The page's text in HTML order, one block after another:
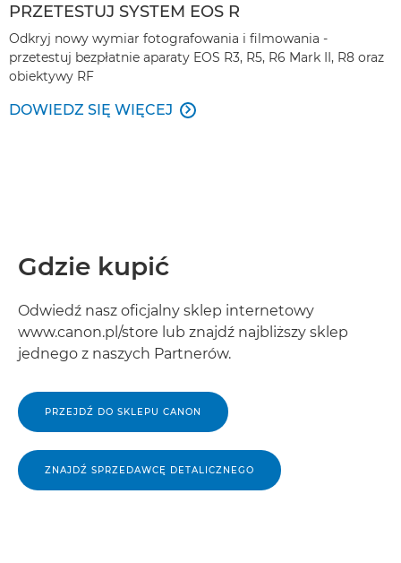
PRZETESTUJ SYSTEM EOS R
Odkryj nowy wymiar fotografowania i filmowania -
przetestuj bezpłatnie aparaty EOS R3, R5, R6 Mark II, R8 oraz
obiektywy RF
DOWIEDZ SIĘ WIĘCEJ 
Gdzie kupić
Odwiedź nasz oficjalny sklep internetowy
www.canon.pl/store lub znajdź najbliższy sklep
jednego z naszych Partnerów.
PRZEJDŹ DO SKLEPU CANON
ZNAJDŹ SPRZEDAWCĘ DETALICZNEGO